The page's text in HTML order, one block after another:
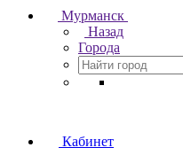
Мурманск
Назад
Города
Кабинет